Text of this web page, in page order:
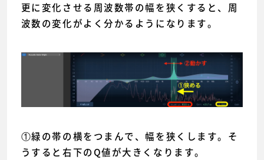
更に変化させる周波数帯の幅を狭くすると、周
波数の変化がよく分かるようになります。
①緑の帯の横をつまんで、幅を狭くします。そ
うすると右下のQ値が大きくなります。